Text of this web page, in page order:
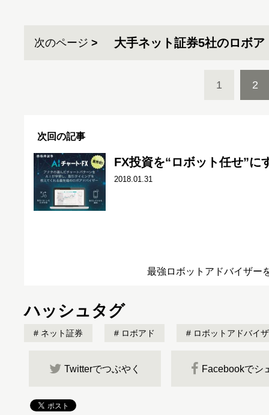
次のページ 大手ネット証券5社のロボア
1 2
次回の記事
FX投資を“ロボット任せ”に
2018.01.31
最強ロボットアドバイザー
ハッシュタグ
ネット証券 ロボアド ロボットアドバイ
Twitterでつぶやく Facebookでシ